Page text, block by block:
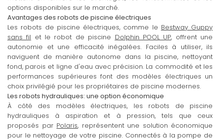
options disponibles sur le marché.
Avantages des robots de piscine électriques
Les robots de piscine électriques, comme le Bestway Guppy
sans fil et le robot de piscine Dolphin POOL UP, offrent une
autonomie et une efficacité inégalées. Faciles à utiliser, ils
naviguent de manière autonome dans la piscine, nettoyant
fond, parois et ligne d'eau avec précision. La commodité et les
performances supérieures font des modèles électriques un
choix privilégié pour les propriétaires de piscine modernes.
Les robots hydrauliques: une option économique
À côté des modèles électriques, les robots de piscine
hydrauliques à aspiration et à pression, tels que ceux
proposés par Polaris, représentent une solution économique
pour le nettoyage de votre piscine. Connectés à la pompe de